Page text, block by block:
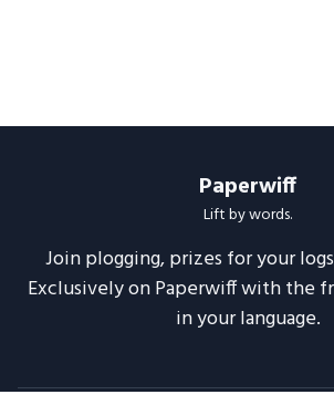
Paperwiff
Lift by words.
Join plogging, prizes for your
Exclusively on Paperwiff with the
in your language.